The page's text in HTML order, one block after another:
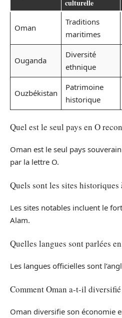
culturelle
Oman
Traditions
maritimes
Ouganda
Diversité
ethnique
Ouzbékistan
Patrimoine
historique
Quel est le seul pays en O
Oman est le seul pays
par la lettre O.
Quels sont les sites historiques
Les sites notables incluent le
Alam.
Quelles langues sont parlées
Les langues officielles sont
Comment Oman a-t-il
Oman diversifie son économie